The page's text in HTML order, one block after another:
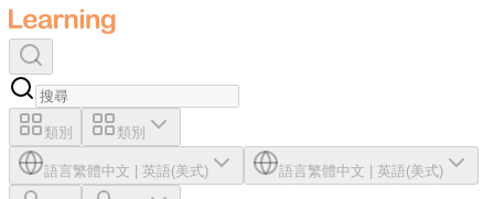
類別 類別
語言繁體中文 英語(美式) 語言繁體中文 英語(美式)